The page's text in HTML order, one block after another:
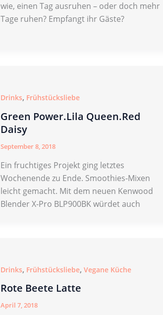
wie, einen Tag ausruhen – oder doch mehr
Tage ruhen? Empfangt ihr Gäste?
Drinks, Frühstücksliebe
Green Power.Lila Queen.Red
Daisy
September 8, 2018
Ein fruchtiges Projekt ging letztes
Wochenende zu Ende. Smoothies-Mixen
leicht gemacht. Mit dem neuen Kenwood
Blender X-Pro BLP900BK würdet auch
Drinks, Frühstücksliebe, Vegane Küche
Rote Beete Latte
April 7, 2018